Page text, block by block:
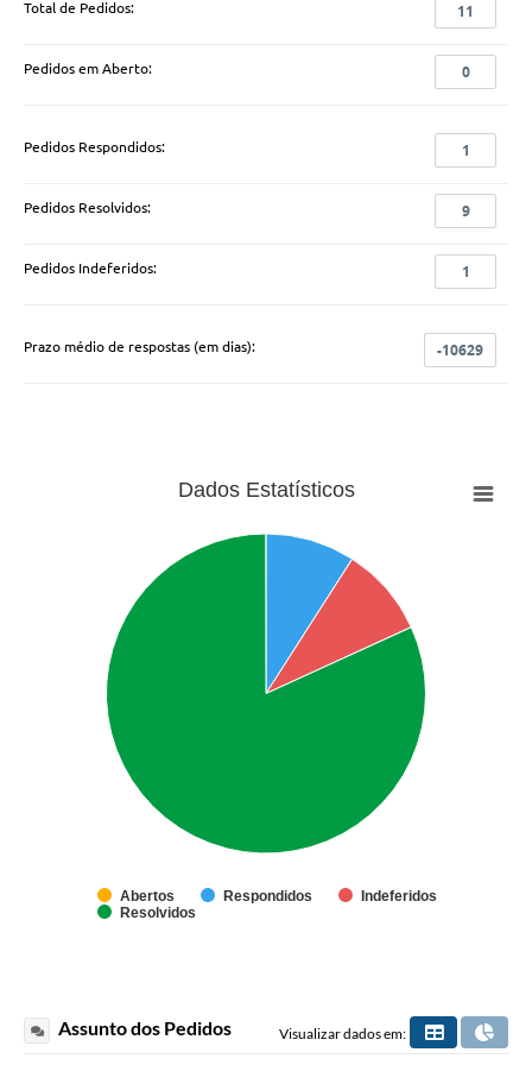
O órgão público deverá conceder acesso imediato à
informação disponível. Não sendo possível, o prazo
10 dias, mediante justificativa expressa.
Total de Pedidos: 11
Pedidos em Aberto: 0
Pedidos Respondidos: 1
Pedidos Resolvidos: 9
Pedidos Indeferidos: 1
Prazo médio de respostas (em dias): -10629
Dados Estatísticos
Abertos Respondidos
Indeferidos
Resolvidos
Assunto dos Pedidos Visualizar dados em: